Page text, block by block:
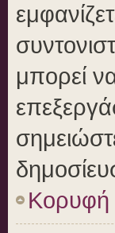
μπορεί
Κορυφή